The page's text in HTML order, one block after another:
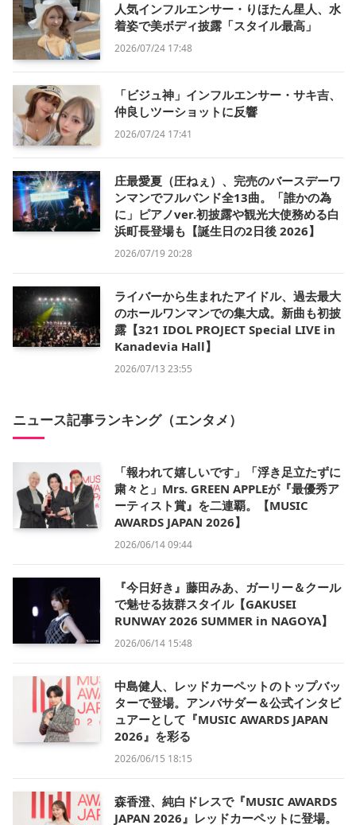
人気インフルエンサー・りほたん星人、水
着姿で美ボディ披露「スタイル最高」
2026/07/24 17:48
「ビジュ神」インフルエンサー・サキ吉、
仲良しツーショットに反響
2026/07/24 17:41
庄最愛夏（圧ねぇ）、完売のバースデーワ
ンマンでフルバンド全13曲。「誰かの為
に」ピアノver.初披露や観光大使務める白
浜町長登場も【誕生日の2日後 2026】
2026/07/19 20:28
ライバーから生まれたアイドル、過去最大
のホールワンマンでの集大成。新曲も初披
露【321 IDOL PROJECT Special LIVE in
Kanadevia Hall】
2026/07/13 23:55
ニュース記事ランキング（エンタメ）
「報われて嬉しいです」「浮き足立たずに
粛々と」Mrs. GREEN APPLEが『最優秀ア
ーティスト賞』を二連覇。【MUSIC
AWARDS JAPAN 2026】
2026/06/14 09:44
『今日好き』藤田みあ、ガーリー＆クール
で魅せる抜群スタイル【GAKUSEI
RUNWAY 2026 SUMMER in NAGOYA】
2026/06/14 15:48
中島健人、レッドカーペットのトップバッ
ターで登場。アンバサダー＆公式インタビ
ュアーとして『MUSIC AWARDS JAPAN
2026』を彩る
2026/06/15 18:15
森香澄、純白ドレスで『MUSIC AWARDS
JAPAN 2026』レッドカーペットに登場。